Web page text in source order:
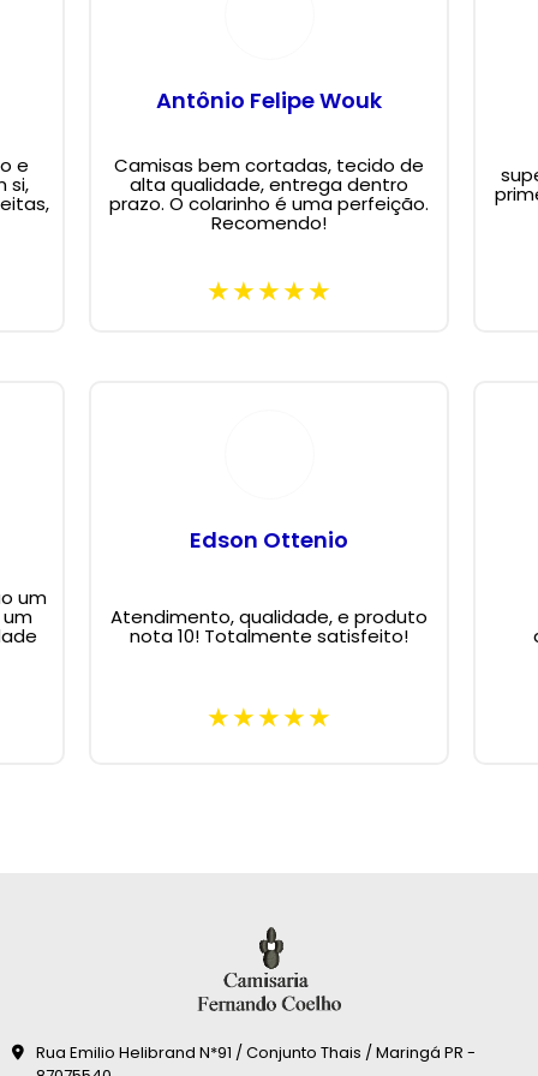
e
si,
Antônio Felipe Wouk
Camisas bem cortadas, tecido de
alta qualidade, entrega dentro
prazo. O colarinho é uma perfeição.
Recomendo!
um
Edson Ottenio
Atendimento, qualidade, e produto
nota 10! Totalmente satisfeito!
Rua Emilio Helibrand N*91 / Conjunto Thais / Maringá PR -